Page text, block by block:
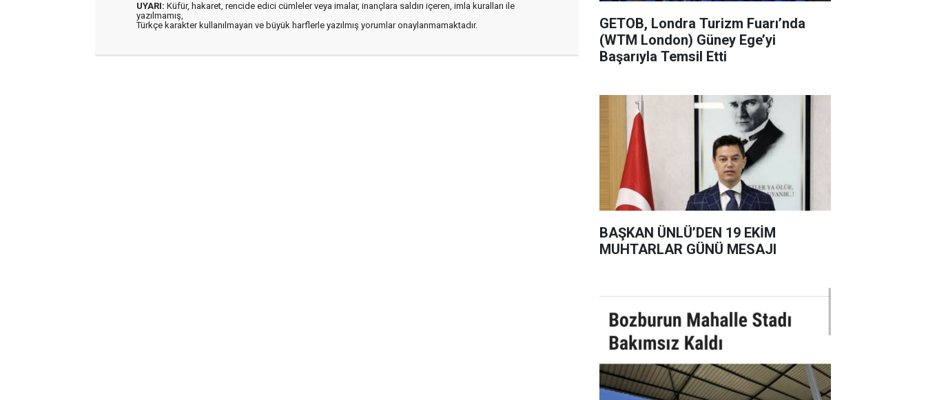
UYARI: Küfür, hakaret, rencide edici cümleler veya imalar, inançlara saldırı içeren, imla kuralları ile
yazılmamış,
Türkçe karakter kullanılmayan ve büyük harflerle yazılmış yorumlar onaylanmamaktadır.
GETOB, Londra Turizm Fuarı’nda
(WTM London) Güney Ege’yi
Başarıyla Temsil Etti
BAŞKAN ÜNLÜ’DEN 19 EKİM
MUHTARLAR GÜNÜ MESAJI